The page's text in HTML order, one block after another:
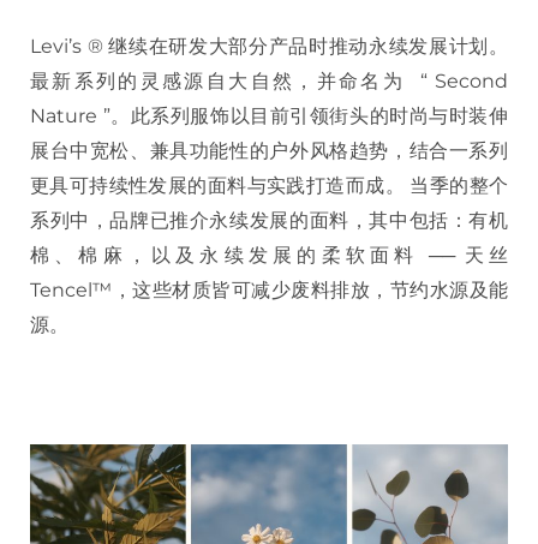
Levi’s ® 继续在研发大部分产品时推动永续发展计划。
最新系列的灵感源自大自然，并命名为 “ Second
Nature ”。此系列服饰以目前引领街头的时尚与时装伸
展台中宽松、兼具功能性的户外风格趋势，结合一系列
更具可持续性发展的面料与实践打造而成。 当季的整个
系列中，品牌已推介永续发展的面料，其中包括：有机
棉、棉麻，以及永续发展的柔软面料 ── 天丝
Tencel™，这些材质皆可减少废料排放，节约水源及能
源。